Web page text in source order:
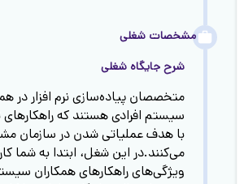
مشخصات شغلی
شرح جایگاه شغلی
متخصصان پیاده‌سازی نرم افزار در
سیستم افرادی هستند که راهکارهای
با هدف عملیاتی شدن در سازمان
می‌کنند.در این شغل، ابتدا به شما
ویژگی‌های راهکار‌های همکاران